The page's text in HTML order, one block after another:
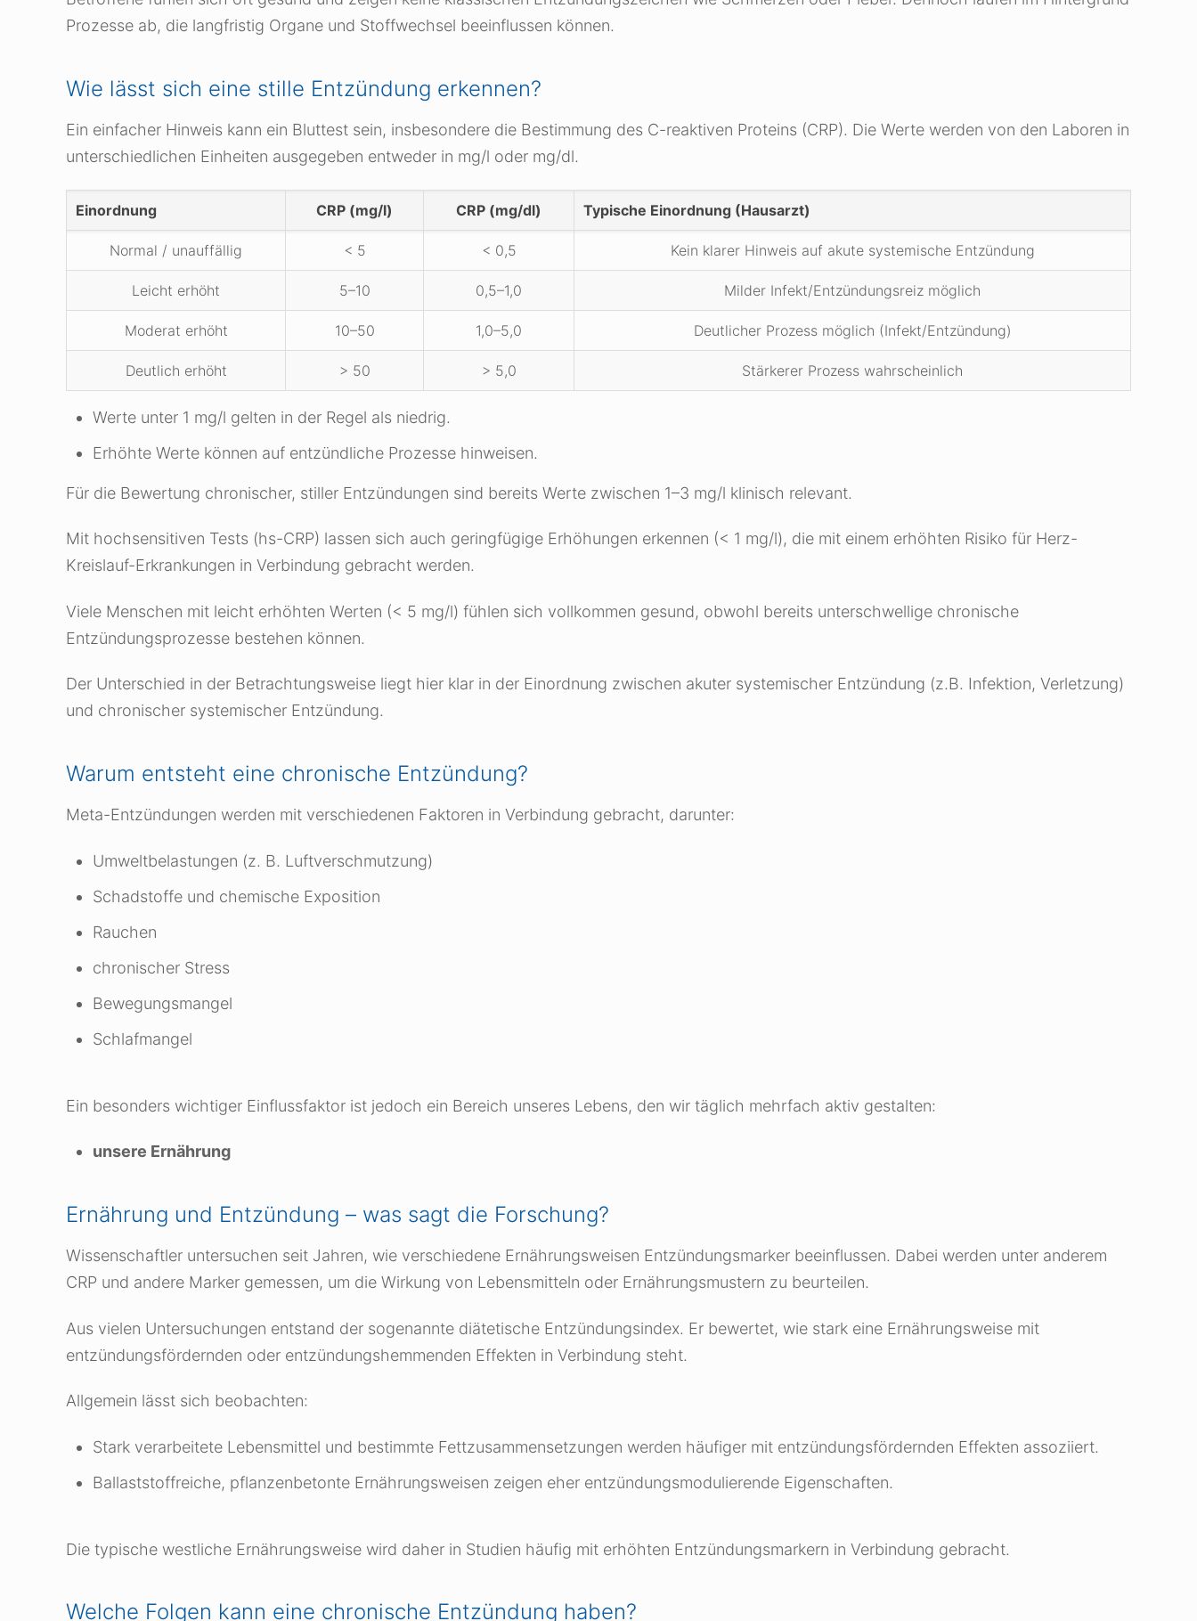
Prozesse ab, die langfristig Organe und Stoffwechsel beeinflussen können.
Wie lässt sich eine stille Entzündung erkennen?
Ein einfacher Hinweis kann ein Bluttest sein, insbesondere die Bestimmung des C-reaktiven Proteins (CRP). Die Werte werden von den Laboren in
unterschiedlichen Einheiten ausgegeben entweder in mg/l oder mg/dl.
Einordnung CRP (mg/l) CRP (mg/dl) Typische Einordnung (Hausarzt)
Normal / unauffällig < 5 < 0,5 Kein klarer Hinweis auf akute systemische Entzündung
Leicht erhöht 5–10 0,5–1,0 Milder Infekt/Entzündungsreiz möglich
Moderat erhöht 10–50 1,0–5,0 Deutlicher Prozess möglich (Infekt/Entzündung)
Deutlich erhöht > 50 > 5,0 Stärkerer Prozess wahrscheinlich
Werte unter 1 mg/l gelten in der Regel als niedrig.
Erhöhte Werte können auf entzündliche Prozesse hinweisen.
Für die Bewertung chronischer, stiller Entzündungen sind bereits Werte zwischen 1–3 mg/l klinisch relevant.
Mit hochsensitiven Tests (hs-CRP) lassen sich auch geringfügige Erhöhungen erkennen (< 1 mg/l), die mit einem erhöhten Risiko für Herz-
Kreislauf-Erkrankungen in Verbindung gebracht werden.
Viele Menschen mit leicht erhöhten Werten (< 5 mg/l) fühlen sich vollkommen gesund, obwohl bereits unterschwellige chronische
Entzündungsprozesse bestehen können.
Der Unterschied in der Betrachtungsweise liegt hier klar in der Einordnung zwischen akuter systemischer Entzündung (z.B. Infektion, Verletzung)
und chronischer systemischer Entzündung.
Warum entsteht eine chronische Entzündung?
Meta-Entzündungen werden mit verschiedenen Faktoren in Verbindung gebracht, darunter:
Umweltbelastungen (z. B. Luftverschmutzung)
Schadstoffe und chemische Exposition
Rauchen
chronischer Stress
Bewegungsmangel
Schlafmangel
Ein besonders wichtiger Einflussfaktor ist jedoch ein Bereich unseres Lebens, den wir täglich mehrfach aktiv gestalten:
unsere Ernährung
Ernährung und Entzündung – was sagt die Forschung?
Wissenschaftler untersuchen seit Jahren, wie verschiedene Ernährungsweisen Entzündungsmarker beeinflussen. Dabei werden unter anderem
CRP und andere Marker gemessen, um die Wirkung von Lebensmitteln oder Ernährungsmustern zu beurteilen.
Aus vielen Untersuchungen entstand der sogenannte diätetische Entzündungsindex. Er bewertet, wie stark eine Ernährungsweise mit
entzündungsfördernden oder entzündungshemmenden Effekten in Verbindung steht.
Allgemein lässt sich beobachten:
Stark verarbeitete Lebensmittel und bestimmte Fettzusammensetzungen werden häufiger mit entzündungsfördernden Effekten assoziiert.
Ballaststoffreiche, pflanzenbetonte Ernährungsweisen zeigen eher entzündungsmodulierende Eigenschaften.
Die typische westliche Ernährungsweise wird daher in Studien häufig mit erhöhten Entzündungsmarkern in Verbindung gebracht.
Welche Folgen kann eine chronische Entzündung haben?